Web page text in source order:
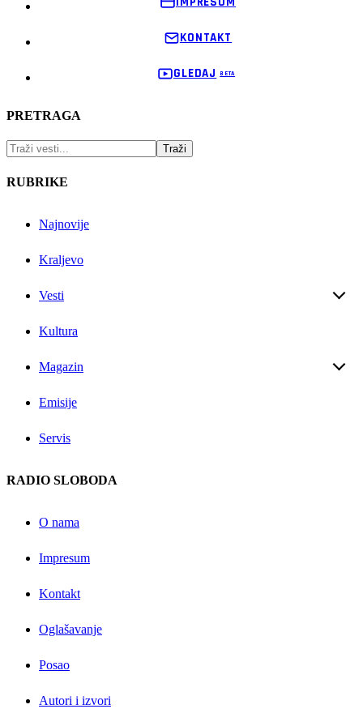
KONTAKT
GLEDAJ
PRETRAGA
RUBRIKE
Najnovije
Kraljevo
Vesti
Kultura
Magazin
Emisije
Servis
RADIO SLOBODA
O nama
Impresum
Kontakt
Oglašavanje
Posao
Autori i izvori